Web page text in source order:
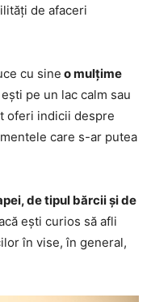
de afaceri
cu sine o mulțime
pe un lac calm sau
oferi indicii despre
care s-ar putea
de tipul bărcii și de
ești curios să afli
în vise, în general,